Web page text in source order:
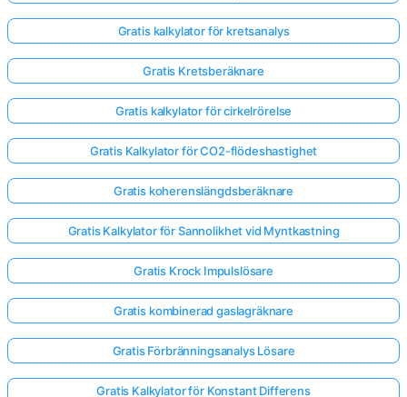
Gratis kalkylator för kretsanalys
Gratis Kretsberäknare
Gratis kalkylator för cirkelrörelse
Gratis Kalkylator för CO2-flödeshastighet
Gratis koherenslängdsberäknare
Gratis Kalkylator för Sannolikhet vid Myntkastning
Gratis Krock Impulslösare
Gratis kombinerad gaslagräknare
Gratis Förbränningsanalys Lösare
Gratis Kalkylator för Konstant Differens